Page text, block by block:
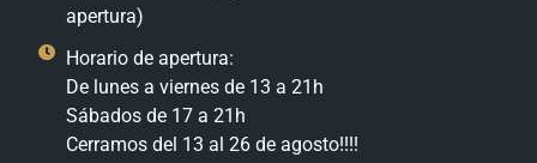
apertura)
Horario de apertura:
De lunes a viernes de 13 a 21h
Sábados de 17 a 21h
Cerramos del 13 al 26 de agosto!!!!